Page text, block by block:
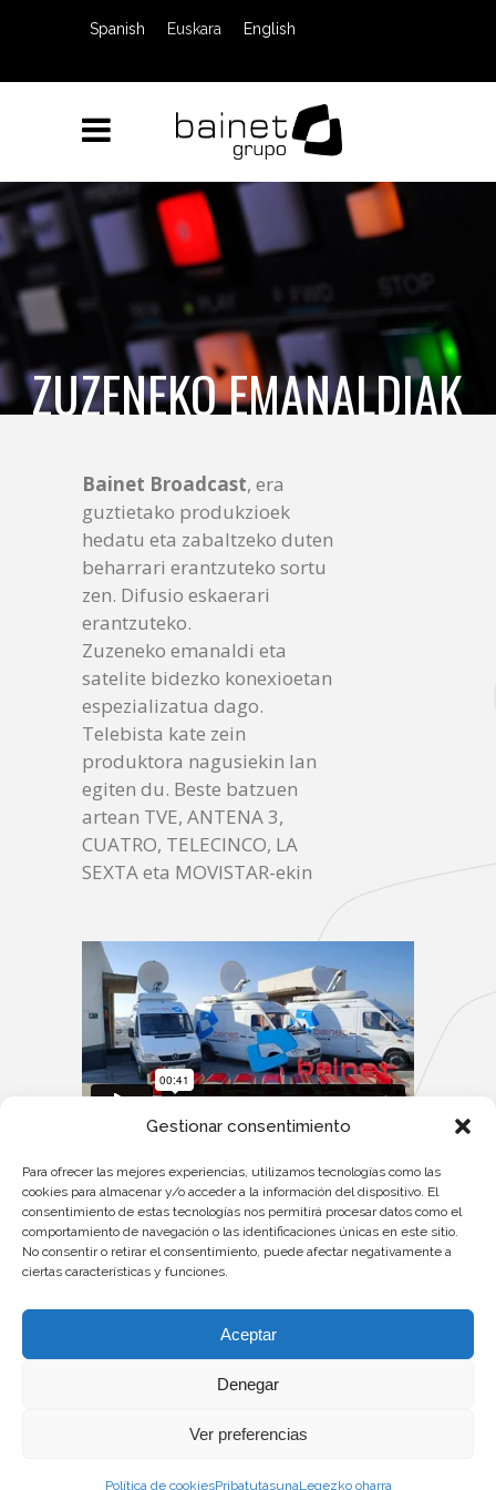
Gestionar consentimiento
Para ofrecer las mejores experiencias, utilizamos tecnologías como las
cookies para almacenar y/o acceder a la información del dispositivo. El
consentimiento de estas tecnologías nos permitirá procesar datos como el
comportamiento de navegación o las identificaciones únicas en este sitio.
No consentir o retirar el consentimiento, puede afectar negativamente a
ciertas características y funciones.
Aceptar
Denegar
Ver preferencias
Política de cookiesPribatutasunaLegezko oharra
Spanish Euskara English
ZUZENEKO EMANALDIAK
Bainet Broadcast, era
guztietako produkzioek
hedatu eta zabaltzeko duten
beharrari erantzuteko sortu
zen. Difusio eskaerari
erantzuteko.
Zuzeneko emanaldi eta
satelite bidezko konexioetan
espezializatua dago.
Telebista kate zein
produktora nagusiekin lan
egiten du. Beste batzuen
artean TVE, ANTENA 3,
CUATRO, TELECINCO, LA
SEXTA eta MOVISTAR-ekin
Contacto:
Teléfono: +34 911 37 55 96
Email:produccionbs@bainetbroadcast.es